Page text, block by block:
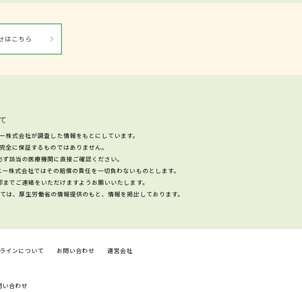
はこちら
式会社が調査した情報をもとにしています。
に保証するものではありません。
該当の医療機関に直接ご確認ください。
株式会社ではその賠償の責任を一切負わないものとします。
でご連絡をいただけますようお願いいたします。
、厚生労働省の情報提供のもと、情報を掲出しております。
インについて お問い合わせ 運営会社
い合わせ